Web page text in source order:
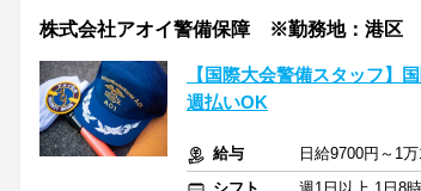
株式会社アオイ警備保障 ※勤務地：港区
【国際大会警備スタッフ】
週払いOK
給与
日給9700円～1